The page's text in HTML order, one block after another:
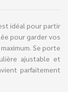
idéal pour partir
pour garder vos
Se porte
ajustable et
parfaitement